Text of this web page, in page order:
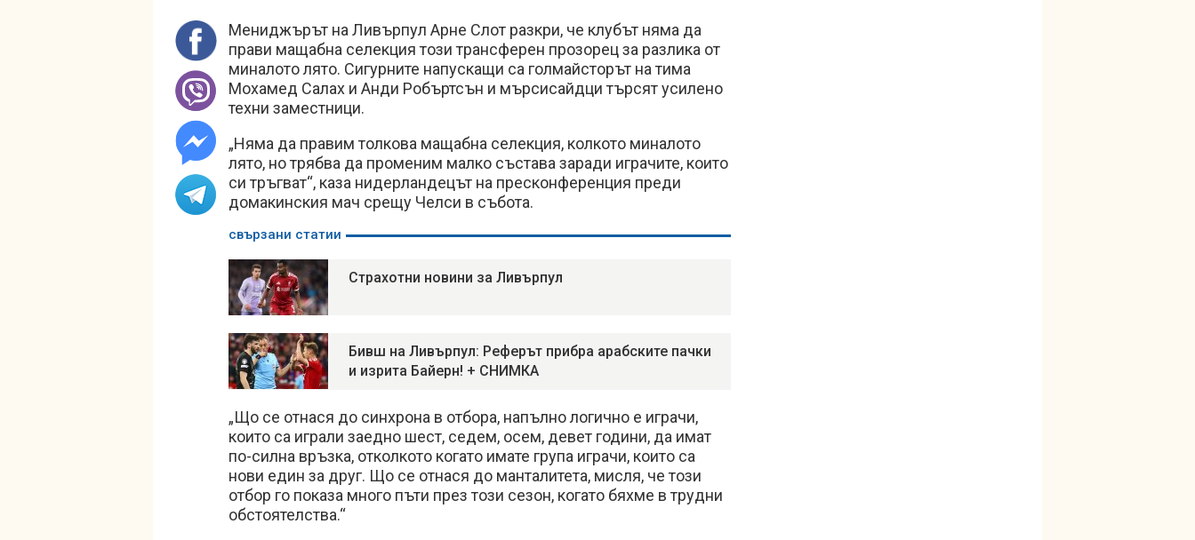
Мениджърът на Ливърпул Арне Слот разкри, че клубът няма да
прави мащабна селекция този трансферен прозорец за разлика от
миналото лято. Сигурните напускащи са голмайсторът на тима
Мохамед Салах и Анди Робъртсън и мърсисайдци търсят усилено
техни заместници.
„Няма да правим толкова мащабна селекция, колкото миналото
лято, но трябва да променим малко състава заради играчите, които
си тръгват“, каза нидерландецът на пресконференция преди
домакинския мач срещу Челси в събота.
свързани статии
Страхотни новини за Ливърпул
Бивш на Ливърпул: Реферът прибра арабските пачки
и изрита Байерн! + СНИМКА
„Що се отнася до синхрона в отбора, напълно логично е играчи,
които са играли заедно шест, седем, осем, девет години, да имат
по-силна връзка, отколкото когато имате група играчи, които са
нови един за друг. Що се отнася до манталитета, мисля, че този
отбор го показа много пъти през този сезон, когато бяхме в трудни
обстоятелства.“